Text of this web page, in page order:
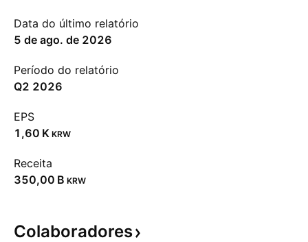
Data do último relatório
5 de ago. de 2026
Período do relatório
Q2 2026
EPS
‪1,60 K‬ KRW
Receita
‪350,00 B‬ KRW
Colaboradores